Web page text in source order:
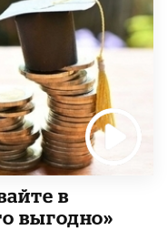
в
выгодно»